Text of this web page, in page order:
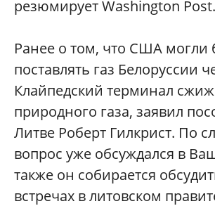
резюмирует Washington Post.
Ранее о том, что США могли
поставлять газ Белоруссии
Клайпедский терминал
природного газа, заявил
Литве Роберт Гилкрист. По
вопрос уже обсуждался в
также он собирается
встречах в литовском